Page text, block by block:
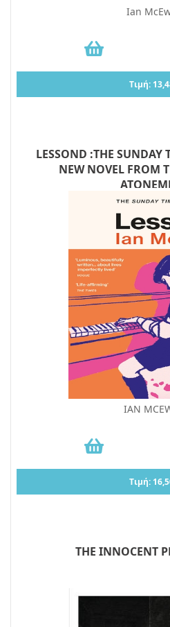
Ian
Τιμή:
LESSOND :THE SUNDAY
NEW NOVEL FROM
IAN
Τιμή:
THE INNOCENT